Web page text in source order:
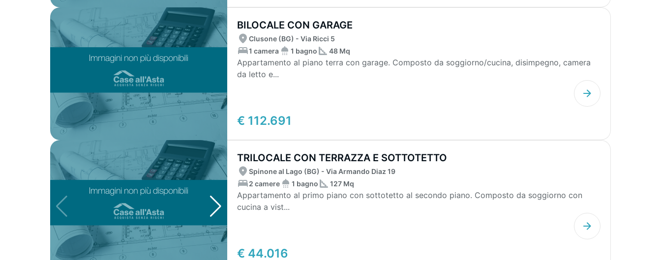
BILOCALE CON GARAGE
€ 112.691
Clusone (BG) - Via Ricci 5
1 camera
1 bagno 48 Mq
Appartamento al piano terra con garage. Composto da soggiorno/cucina, disimpegno, camera
da letto e...
TRILOCALE CON TERRAZZA E SOTTOTETTO
€ 44.016
Spinone al Lago (BG) - Via Armando Diaz 19
2 camere
1 bagno 127 Mq
Appartamento al primo piano con sottotetto al secondo piano. Composto da soggiorno con
cucina a vist...